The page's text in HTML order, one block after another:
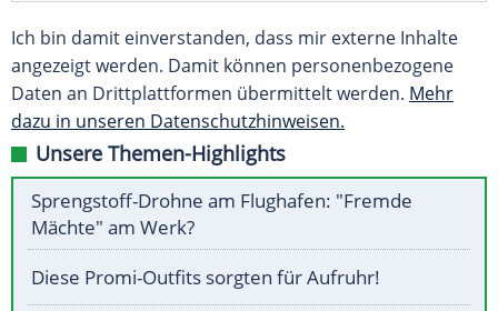
Ich bin damit einverstanden, dass mir externe Inhalte
angezeigt werden. Damit können personenbezogene
Daten an Drittplattformen übermittelt werden. Mehr
dazu in unseren Datenschutzhinweisen.
Unsere Themen-Highlights
Sprengstoff-Drohne am Flughafen: "Fremde
Mächte" am Werk?
Diese Promi-Outfits sorgten für Aufruhr!